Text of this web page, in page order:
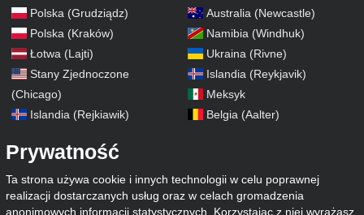
Polska (Grudziądz)
Polska (Kraków)
Łotwa (Lajti)
Stany Zjednoczone
(Chicago)
Islandia (Rejkiawik)
Australia (Newcastle)
Namibia (Windhuk)
Ukraina (Rivne)
Islandia (Reykjavik)
Meksyk
Belgia (Aalter)
Prywatność
Ta strona używa cookie i innych technologii w celu poprawnej
realizacji dostarczanych usług oraz w celach gromadzenia
anonimowych informacji statystycznych. Korzystając z niej wyrażasz